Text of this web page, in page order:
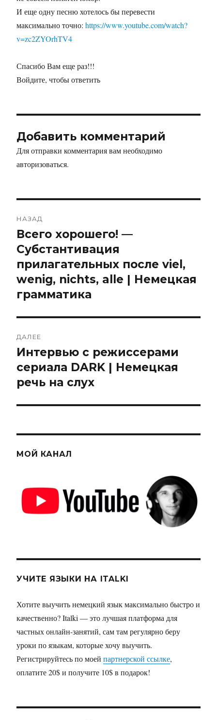
И еще одну песню хотелось бы перевести
максимально точно:https://www.youtube.com/watch?
v=zc2ZYOrhTV4
Спасибо Вам еще раз!!!
Войдите, чтобы ответить
Добавить комментарий
Для отправки комментария вам необходимо
авторизоваться.
НАЗАД
Предыдущая
запись:
Всего хорошего! —
Субстантивация
прилагательных после viel,
wenig, nichts, alle | Немецкая
грамматика
ДАЛЕЕ
Следующая
запись:
Интервью с режиссерами
сериала DARK | Немецкая
речь на слух
МОЙ КАНАЛ
УЧИТЕ ЯЗЫКИ НА ITALKI
Хотите выучить немецкий язык максимально быстро и
качественно? Italki — это лучшая платформа для
частных онлайн-занятий, сам там регулярно беру
уроки по языкам, которые хочу выучить.
Регистрируйтесь по моейпартнерской ссылке,
оплатите 20$ и получите 10$ в подарок!